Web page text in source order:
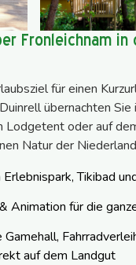
Fronleichnam in
für einen
übernachten Sie
Lodgetent oder auf
Natur der
Erlebnispark, Tikibad
Animation für die
Gamehall,
auf dem Landgut